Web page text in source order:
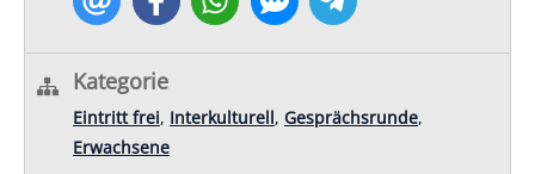
Kategorie
Eintritt frei, Interkulturell, Gesprächsrunde,
Erwachsene